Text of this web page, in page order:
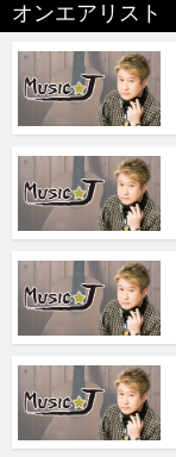
オンエアリスト